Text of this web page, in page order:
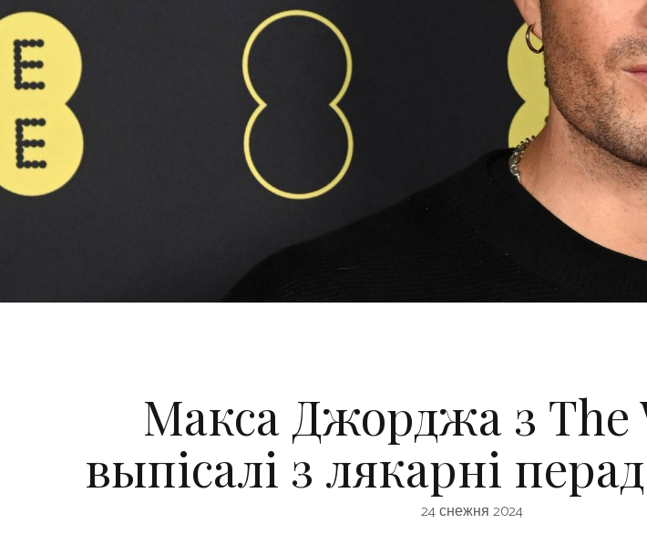
Макса Джорджа з The
выпісалі з лякарні
24 снежня 2024